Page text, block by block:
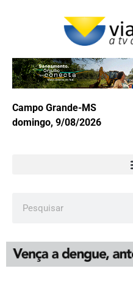
Campo Grande-MS
domingo, 9/08/2026